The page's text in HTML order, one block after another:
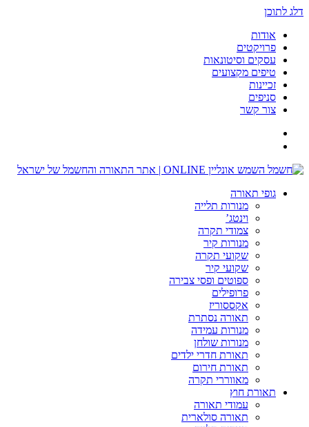
דלג לתוכן
אודות
פרויקטים
עסקים וסיטונאות
טיפים מקצועים
זכיינות
סניפים
צור קשר
גופי תאורה
מנורות תלייה
וינטג’
צמודי תקרה
מנורות קיר
שקועי תקרה
שקועי קיר
ספוטים ופסי צבירה
פרופילים
אקססוריז
תאורה נסתרת
מנורות עמידה
מנורות שולחן
תאורת חדרי ילדים
תאורת חירום
מאווררי תקרה
תאורת חוץ
עמודי תאורה
תאורה סולארית